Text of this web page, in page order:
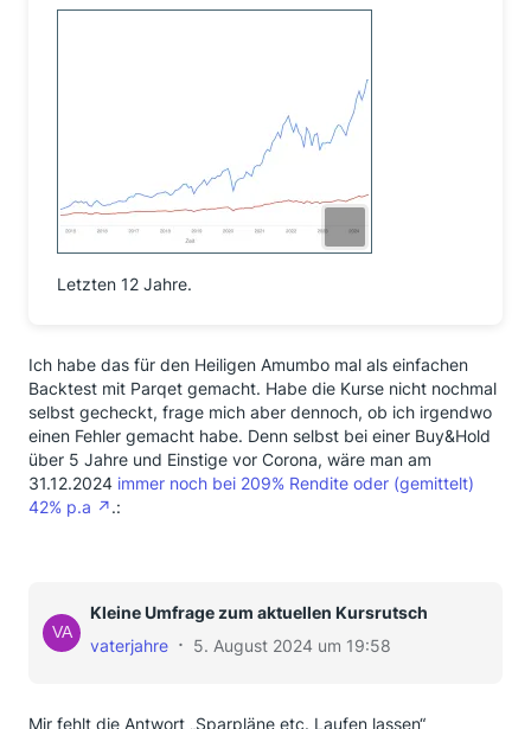
Letzten 12 Jahre.
Ich habe das für den Heiligen Amumbo mal als einfachen
Backtest mit Parqet gemacht. Habe die Kurse nicht nochmal
selbst gecheckt, frage mich aber dennoch, ob ich irgendwo
einen Fehler gemacht habe. Denn selbst bei einer Buy&Hold
über 5 Jahre und Einstige vor Corona, wäre man am
31.12.2024 immer noch bei 209% Rendite oder (gemittelt)
42% p.a
.:
Kleine Umfrage zum aktuellen Kursrutsch
vaterjahre
5. August 2024 um 19:58
Mir fehlt die Antwort „Sparpläne etc. Laufen lassen“